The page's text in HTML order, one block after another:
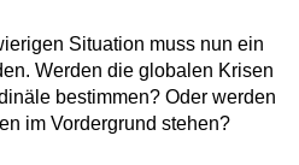
Situation muss nun ein
Werden die globalen Krisen
bestimmen? Oder werden
im Vordergrund stehen?